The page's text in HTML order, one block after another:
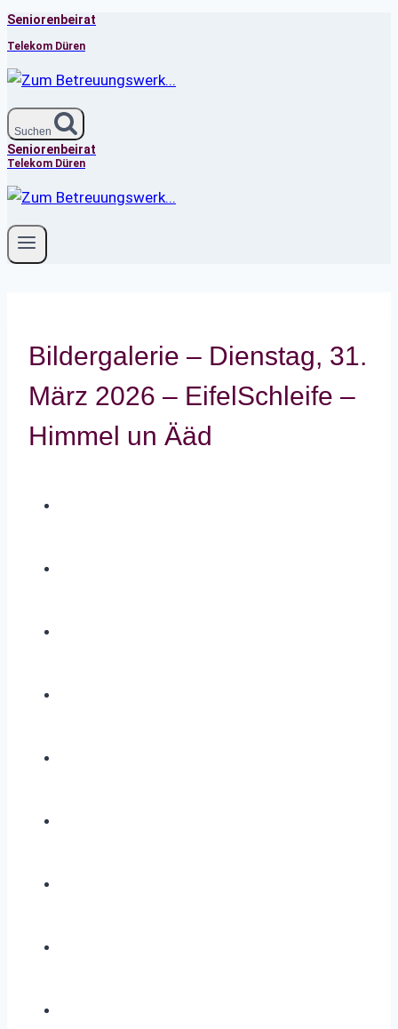
Zum
Inhalt
springen
Seniorenbeirat
Telekom Düren
Suchen
Seniorenbeirat
Telekom Düren
Bildergalerie – Dienstag, 31.
März 2026 – EifelSchleife –
Himmel un Ääd